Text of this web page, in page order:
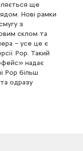
ще
Нові рамки
з
склом та
– усе це є
Pop. Такий
надає
Pop більш
одразу